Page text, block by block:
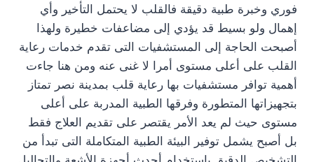
فوري وخبرة طبية دقيقة فالقلب لا يحتمل التأخير وأي
إهمال ولو بسيط قد يؤدي إلى مضاعفات خطيرة ولهذا
أصبحت الحاجة إلى المستشفيات التى تقدم خدمات رعاية
القلب على أعلى مستوى أمرا لا غنى عنه ومن هنا جاءت
أهمية توافر مستشفيات بها رعاية قلب بمدينة نصر تمتاز
بتجهيزاتها المتطورة وفرقها الطبية المدربة على أعلى
مستوى حيث لم يعد الأمر يقتصر على تقديم العلاج فقط
بل أصبح يشمل توفير البيئة الطبية المتكاملة التى تبدأ من